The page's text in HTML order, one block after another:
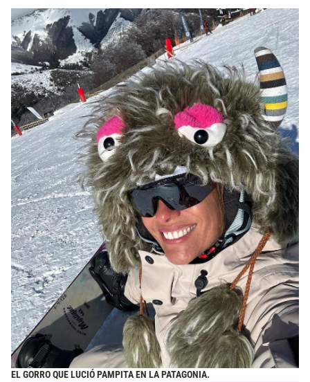
EL GORRO QUE LUCIÓ PAMPITA EN LA PATAGONIA.